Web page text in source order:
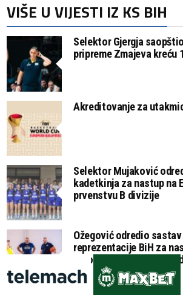
VIŠE U VIJESTI IZ KS BIH
Selektor Gjergja
pripreme Zmajeva kreću
Akreditovanje za
Selektor Mujaković
kadetkinja za nastup na
prvenstvu B divizije
Ožegović odredio
reprezentacije BiH za
Evropskom prvenstvu B